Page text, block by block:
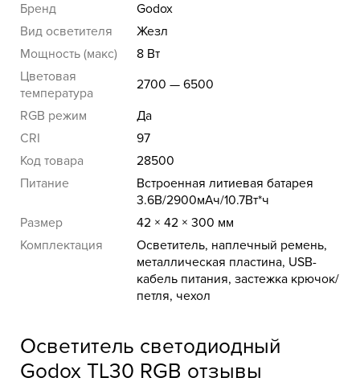
Бренд
Godox
Вид осветителя
Жезл
Мощность (макс)
8 Вт
Цветовая
температура
2700 — 6500
RGB режим
Да
CRI
97
Код товара
28500
Питание
Встроенная литиевая батарея
3.6В/2900мАч/10.7Вт*ч
Размер
42 × 42 × 300 мм
Комплектация
Осветитель, наплечный ремень,
металлическая пластина, USB-
кабель питания, застежка крючок/
петля, чехол
Осветитель светодиодный
Godox TL30 RGB отзывы